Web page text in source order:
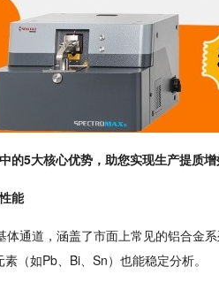
的5大核心优势，助您实现生产提质增
能
体通道，涵盖了市面上常见的铝合金
（如Pb、Bi、Sn）也能稳定分析。